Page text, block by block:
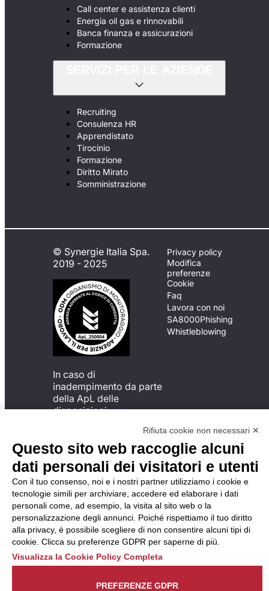
Call center e assistenza clienti
Energia oil gas e rinnovabili
Banca finanza e assicurazioni
Formazione
Recruiting
Consulenza HR
Apprendistato
Tirocinio
Formazione
Diritto Mirato
Somministrazione
© Synergie Italia Spa.
2019 - 2025
In caso di
inadempimento da parte
della ApL delle
disposizioni
possibile presentare un
reclamo
all’Organismo di
Monitoraggio utilizzando
una delle modalità
descritte al seguente
indirizzo web
https://odm-
agenzielavoro.it/reclami/.
Privacy policy
Modifica
preferenze
Cookie
Faq
Lavora con noi
SA8000Phishing
Whistleblowing
Rifiuta cookie non necessari ✕
Questo sito web raccoglie alcuni
dati personali dei visitatori e utenti
Con il tuo consenso, noi e i nostri partner utilizziamo i cookie e
tecnologie simili per archiviare, accedere ed elaborare i dati
personali come, ad esempio, la visita al sito web o la
personalizzazione degli annunci. Poiché rispettiamo il tuo diritto
alla privacy, è possibile scegliere di non consentire alcuni tipi di
cookie. Clicca su preferenze GDPR per saperne di più.
Visualizza la Cookie Policy Completa
PREFERENZE GDPR